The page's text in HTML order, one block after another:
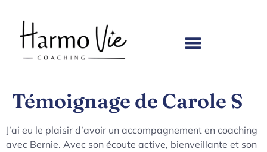
Témoignage de Carole S
J’ai eu le plaisir d’avoir un accompagnement en coaching
avec Bernie. Avec son écoute active, bienveillante et son